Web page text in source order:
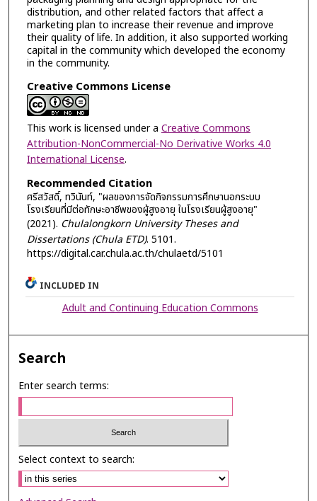
distribution, and other related factors that affect a
marketing plan to increase their revenue and improve
their quality of life. In addition, it also supported working
capital in the community which developed the economy
in the community.
Creative Commons License
This work is licensed under a Creative Commons
Attribution-NonCommercial-No Derivative Works 4.0
International License.
Recommended Citation
ศรีสวัสดิ์, ทวินันท์, "ผลของการจัดกิจกรรมการศึกษานอกระบบ
โรงเรียนที่มีต่อทักษะอาชีพของผู้สูงอายุ ในโรงเรียนผู้สูงอายุ"
(2021). Chulalongkorn University Theses and
Dissertations (Chula ETD). 5101.
https://digital.car.chula.ac.th/chulaetd/5101
INCLUDED IN
Adult and Continuing Education Commons
Search
Enter search terms:
Select context to search: